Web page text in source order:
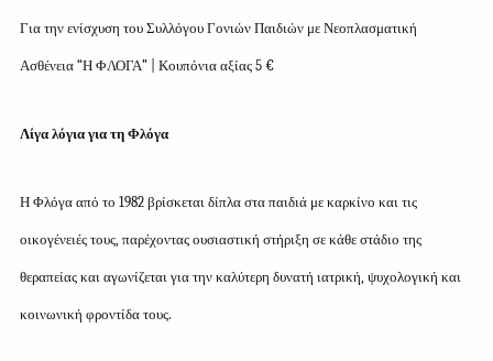
Για την ενίσχυση του Συλλόγου Γονιών Παιδιών με Νεοπλασματική
Ασθένεια “Η ΦΛΟΓΑ” | Κουπόνια αξίας 5 €
Λίγα λόγια για τη Φλόγα
Η Φλόγα από το 1982 βρίσκεται δίπλα στα παιδιά με καρκίνο και τις
οικογένειές τους, παρέχοντας ουσιαστική στήριξη σε κάθε στάδιο της
θεραπείας και αγωνίζεται για την καλύτερη δυνατή ιατρική, ψυχολογική και
κοινωνική φροντίδα τους.